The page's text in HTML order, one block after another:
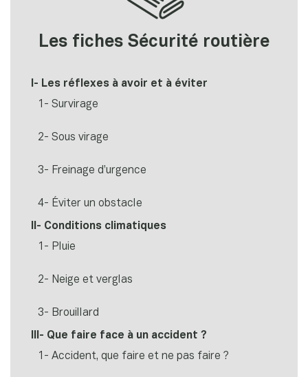
Les fiches Sécurité routière
I- Les réflexes à avoir et à éviter
1- Survirage
2- Sous virage
3- Freinage d’urgence
4- Éviter un obstacle
II- Conditions climatiques
1- Pluie
2- Neige et verglas
3- Brouillard
III- Que faire face à un accident ?
1- Accident, que faire et ne pas faire ?